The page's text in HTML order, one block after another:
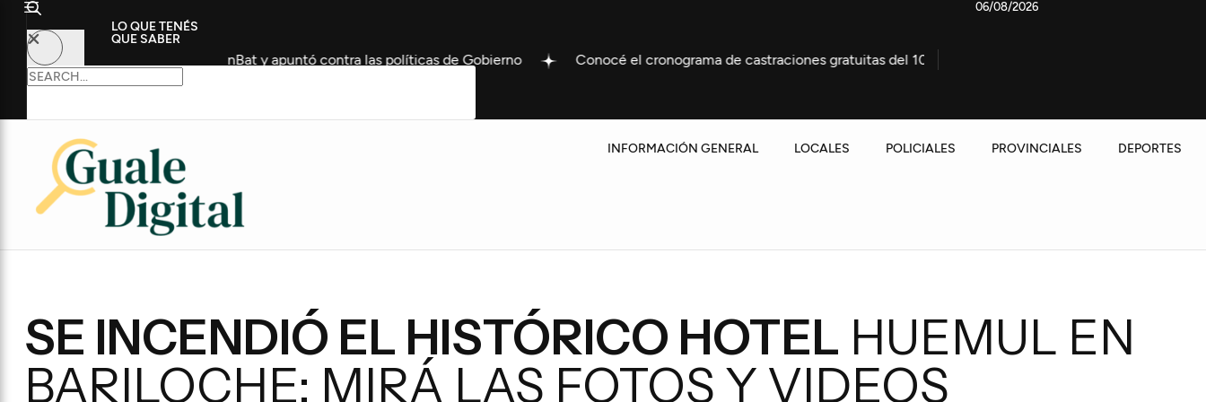
LO QUE TENÉS
QUE SABER
en UnionBat y apuntó contra las políticas de Gobierno Conocé el cronograma de castraciones gratuitas del 10 al 14 de agosto
06/08/2026
INFORMACIÓN GENERAL LOCALES POLICIALES PROVINCIALES DEPORTES
SE INCENDIÓ EL HISTÓRICO HOTEL HUEMUL EN
BARILOCHE: MIRÁ LAS FOTOS Y VIDEOS